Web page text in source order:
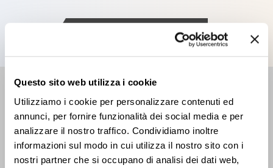
Questo sito web utilizza i cookie
Utilizziamo i cookie per personalizzare contenuti ed
annunci, per fornire funzionalità dei social media e per
analizzare il nostro traffico. Condividiamo inoltre
informazioni sul modo in cui utilizza il nostro sito con i
nostri partner che si occupano di analisi dei dati web,
Find the closest Sales Point